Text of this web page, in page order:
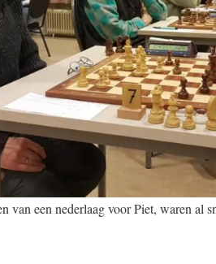
van een nederlaag voor Piet, waren al